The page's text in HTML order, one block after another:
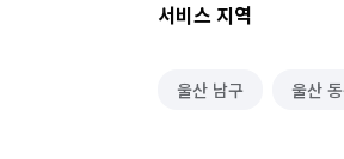
서비스 지역
울산 남구 울산